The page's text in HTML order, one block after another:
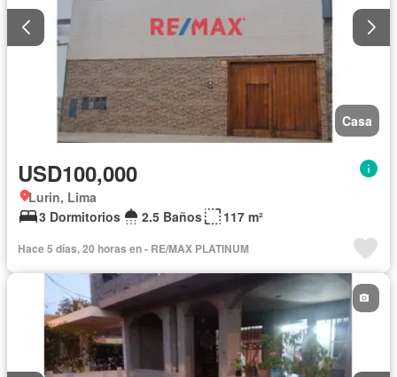
Casa
USD100,000
Lurin, Lima
3 Dormitorios
2.5 Baños 117 m²
Hace 5 días, 20 horas en - RE/MAX PLATINUM